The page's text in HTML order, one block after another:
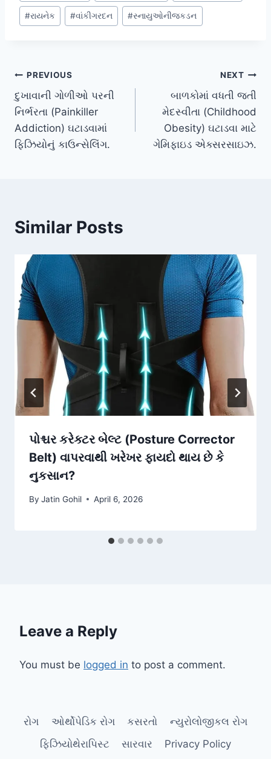
#રાયનેક #વાંકીગરદન #સ્નાયુઓનીજકડન
Post
navigation
PREVIOUS
દુખાવાની ગોળીઓ પરની
નિર્ભરતા (Painkiller
Addiction) ઘટાડવામાં
ફિઝિયોનું કાઉન્સેલિંગ.
NEXT
બાળકોમાં વધતી જતી
મેદસ્વીતા (Childhood
Obesity) ઘટાડવા માટે
ગેમિફાઇડ એક્સરસાઇઝ.
Similar Posts
પોશ્ચર કરેક્ટર બેલ્ટ (Posture Corrector
Belt) વાપરવાથી ખરેખર ફાયદો થાય છે કે
નુકસાન?
By Jatin Gohil April 6, 2026
Leave a Reply
You must be logged in to post a comment.
રોગ ઓર્થોપેડિક રોગ કસરતો
ન્યુરોલોજીકલ રોગ
ફિઝિયોથેરાપિસ્ટ
સારવાર Privacy Policy